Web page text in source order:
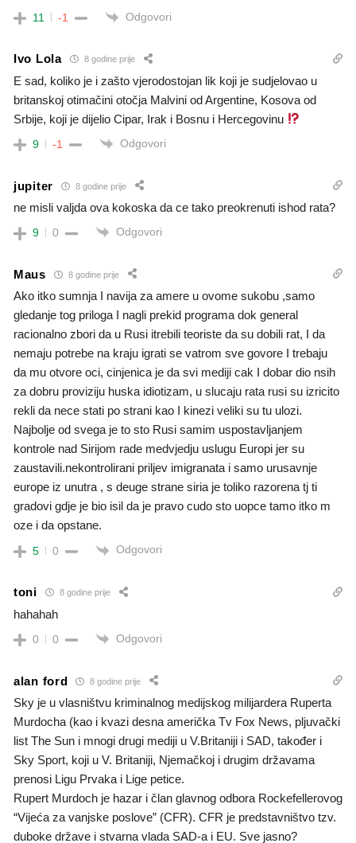
11 -1 Odgovori
Ivo Lola 8 godine prije
E sad, koliko je i zašto vjerodostojan lik koji je sudjelovao u
britanskoj otimačini otočja Malvini od Argentine, Kosova od
Srbije, koji je dijelio Cipar, Irak i Bosnu i Hercegovinu
9 -1 Odgovori
jupiter 8 godine prije
ne misli valjda ova kokoska da ce tako preokrenuti ishod rata?
9 0 Odgovori
Maus 8 godine prije
Ako itko sumnja I navija za amere u ovome sukobu ,samo
gledanje tog priloga I nagli prekid programa dok general
racionalno zbori da u Rusi itrebili teoriste da su dobili rat, I da
nemaju potrebe na kraju igrati se vatrom sve govore I trebaju
da mu otvore oci, cinjenica je da svi mediji cak I dobar dio nsih
za dobru proviziju huska idiotizam, u slucaju rata rusi su izricito
rekli da nece stati po strani kao I kinezi veliki su tu ulozi.
Najbolje od svega je to sto Rusi samim uspostavljanjem
kontrole nad Sirijom rade medvjedju uslugu Europi jer su
zaustavili.nekontrolirani priljev imigranata i samo urusavnje
europe iz unutra , s deuge strane siria je toliko razorena tj ti
gradovi gdje je bio isil da je pravo cudo sto uopce tamo itko m
oze i da opstane.
5 0 Odgovori
toni 8 godine prije
hahahah
0 0 Odgovori
alan ford 8 godine prije
Sky je u vlasništvu kriminalnog medijskog milijardera Ruperta
Murdocha (kao i kvazi desna američka Tv Fox News, pljuvački
list The Sun i mnogi drugi mediji u V.Britaniji i SAD, također i
Sky Sport, koji u V. Britaniji, Njemačkoj i drugim državama
prenosi Ligu Prvaka i Lige petice.
Rupert Murdoch je hazar i član glavnog odbora Rockefellerovog
“Vijeća za vanjske poslove” (CFR). CFR je predstavništvo tzv.
duboke države i stvarna vlada SAD-a i EU. Sve jasno?